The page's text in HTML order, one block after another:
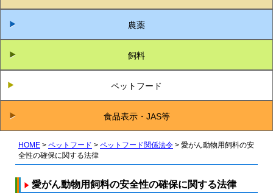
農薬
飼料
ペットフード
食品表示・JAS等
HOME ペットフード ペットフード関係法令
愛がん動物用飼料の安
全性の確保に関する法律
愛がん動物用飼料の安全性の確保に関する法律